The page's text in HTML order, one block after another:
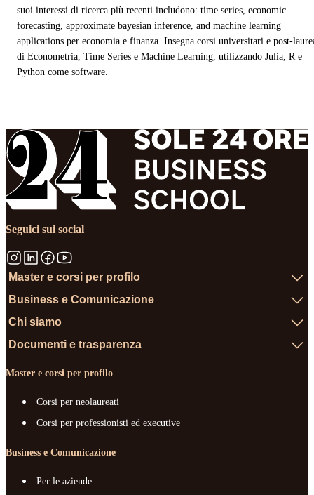
suoi interessi di ricerca più recenti includono: time series, economic
forecasting, approximate bayesian inference, and machine learning
applications per economia e finanza. Insegna corsi universitari e post-
di Econometria, Time Series e Machine Learning, utilizzando Julia, R e
Python come software.
Seguici sui social
Master e corsi per profilo
Business e Comunicazione
Chi siamo
Documenti e trasparenza
Master e corsi per profilo
Corsi per neolaureati
Corsi per professionisti ed executive
Business e Comunicazione
Per le aziende